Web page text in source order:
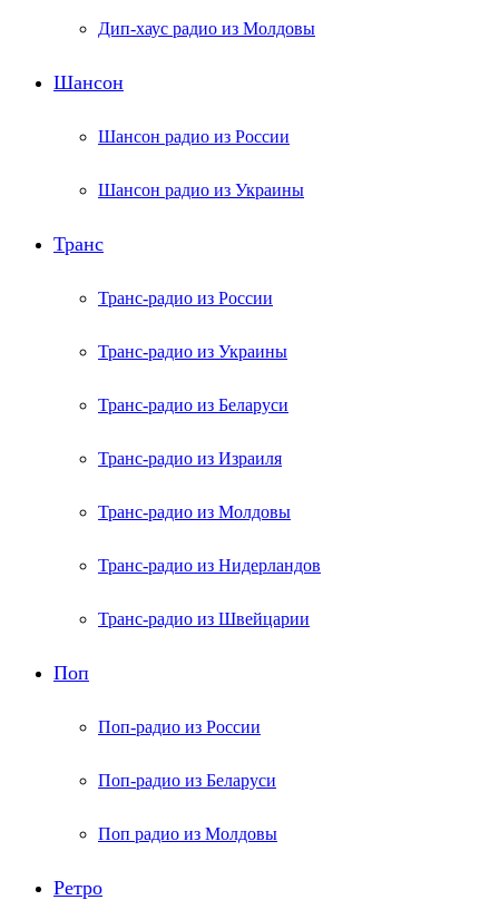
Дип-хаус радио из Молдовы
Шансон
Шансон радио из России
Шансон радио из Украины
Транс
Транс-радио из России
Транс-радио из Украины
Транс-радио из Беларуси
Транс-радио из Израиля
Транс-радио из Молдовы
Транс-радио из Нидерландов
Транс-радио из Швейцарии
Поп
Поп-радио из России
Поп-радио из Беларуси
Поп радио из Молдовы
Ретро